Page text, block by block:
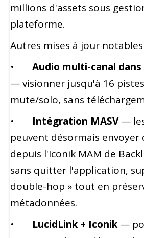
millions d'assets sous
plateforme.
Autres mises à jour notables
• Audio multi-canal
— visionner jusqu'à 16
mute/solo, sans
• Intégration MASV—
peuvent désormais envoyer
depuis l'Iconik MAM de
sans quitter l'application,
double-hop » tout en
métadonnées.
• LucidLink + Iconik —